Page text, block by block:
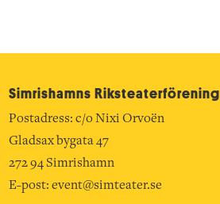
Simrishamns Riksteater­förening
Postadress: c/o Nixi Orvoën
Gladsax bygata 47
272 94 Simrishamn
E-post:event@simteater.se